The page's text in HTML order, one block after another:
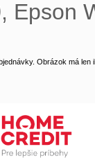
Epson
Obrázok má len